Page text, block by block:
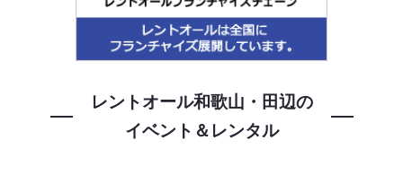
レントオール和歌山・田辺の
イベント＆レンタル